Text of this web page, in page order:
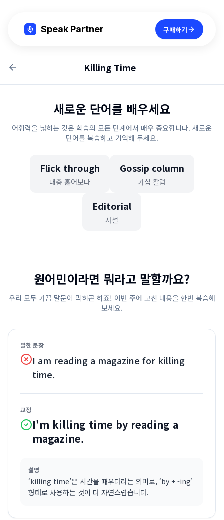
Speak Partner 구매하기
Killing Time
새로운 단어를 배우세요
어휘력을 넓히는 것은 학습의 모든 단계에서 매우 중요합니다. 새로운
단어를 복습하고 기억해 두세요.
Flick through
대충 훑어보다
Gossip column
가십 칼럼
Editorial
사설
원어민이라면 뭐라고 말할까요?
우리 모두 가끔 말문이 막히곤 하죠! 이번 주에 고친 내용을 한번 복습해
보세요.
말한 문장
I am reading a magazine for killing
time.
교정
I'm killing time by reading a
magazine.
설명
‘killing time’은 시간을 때우다라는 의미로, ‘by + -ing’
형태로 사용하는 것이 더 자연스럽습니다.